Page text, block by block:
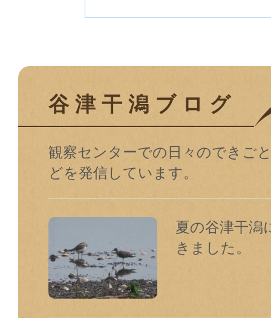
谷津干潟ブログ
観察センターでの⽇々のできご
どを発信しています。
夏の谷津干潟
きました。